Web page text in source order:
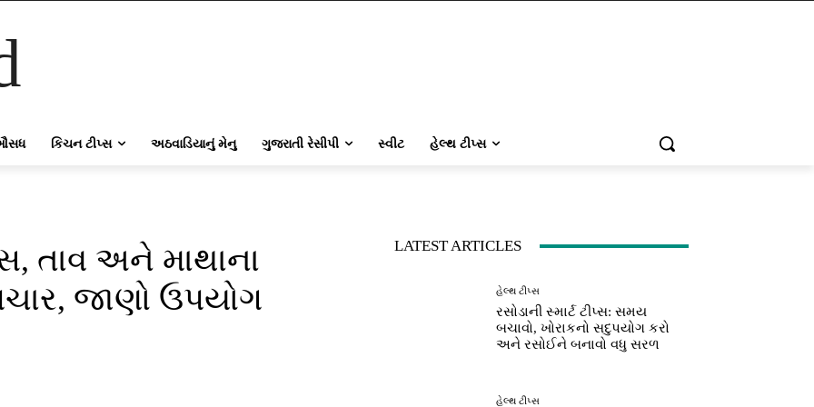
કિચન ટીપ્સ અઠવાડિયાનું મેનુ ગુજરાતી રેસીપી સ્વીટ હેલ્થ ટીપ્સ
તાવ અને માથાના
જાણો ઉપયોગ
LATEST ARTICLES
હેલ્થ ટીપ્સ
રસોડાની સ્માર્ટ ટીપ્સ: સમય
બચાવો, ખોરાકનો સદુપયોગ કરો
અને રસોઈને બનાવો વધુ સરળ
હેલ્થ ટીપ્સ